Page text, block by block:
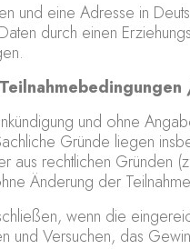
und eine Adresse in
durch einen
und ohne
Gründe liegen
rechtlichen Gründen
Änderung der
wenn die
Versuchen, das